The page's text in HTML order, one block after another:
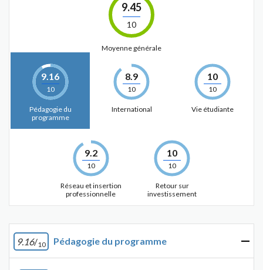
9.45
10
Moyenne générale
9.16
10
Pédagogie du
programme
8.9
10
International
10
10
Vie étudiante
9.2
10
Réseau et insertion
professionnelle
10
10
Retour sur
investissement
9.16/10 Pédagogie du programme